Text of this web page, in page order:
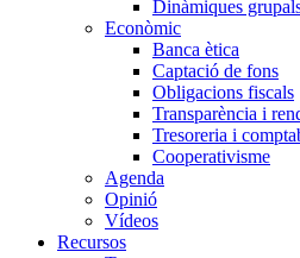
Dinàmiques
Econòmic
Banca ètica
Captació de fons
Obligacions fiscals
Transparència i
Tresoreria i
Cooperativisme
Agenda
Opinió
Vídeos
Recursos